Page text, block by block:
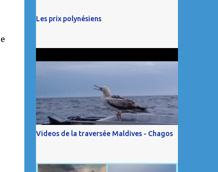
Les prix polynésiens
Videos de la traversée Maldives - Chagos